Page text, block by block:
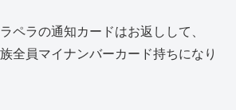
ペラの通知カードはお返しして、
全員マイナンバーカード持ちになり